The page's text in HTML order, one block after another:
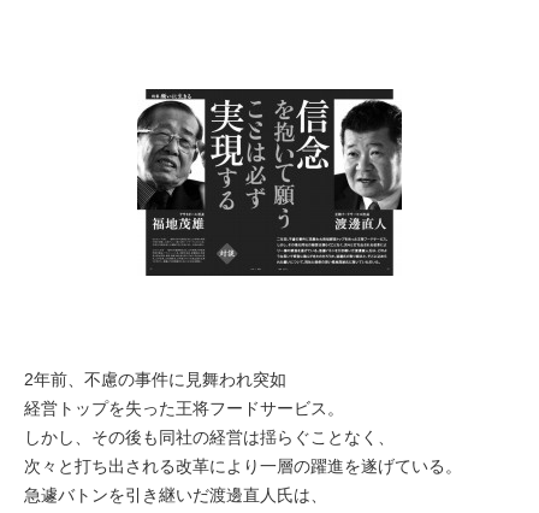
2年前、不慮の事件に見舞われ突如
経営トップを失った王将フードサービス。
しかし、その後も同社の経営は揺らぐことなく、
次々と打ち出される改革により一層の躍進を遂げている。
急遽バトンを引き継いだ渡邊直人氏は、